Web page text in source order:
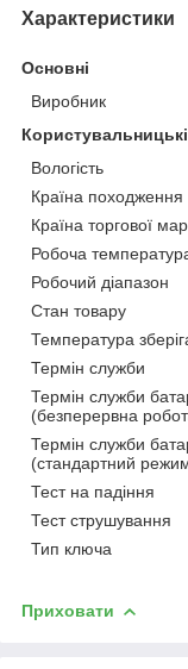
Характеристики
Основні
Виробник
Вологість
Країна походження
Країна торгової
Робоча
Робочий діапазон
Стан товару
Температура
Термін служби
Термін служби
(безперервна
Термін служби
(стандартний
Тест на падіння
Тест струшування
Тип ключа
Приховати